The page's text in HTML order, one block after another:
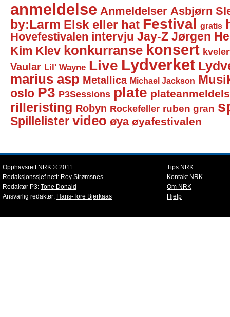
anmeldelse Anmeldelser Asbjørn
by:Larm Elsk eller hat Festival gratis
Hovefestivalen intervju Jay-Z Jørgen
Kim Klev konkurranse konsert
Vaular Lil' Wayne Live Lydverket
marius asp Metallica Michael Jackson
oslo P3 P3Sessions plate
rilleristing Robyn Rockefeller ruben gran
Spillelister video øya øyafestivalen
Opphavsrett NRK © 2011
Redaksjonssjef nett: Roy Strømsnes
Redaktør P3: Tone Donald
Ansvarlig redaktør: Hans-Tore Bjerkaas
Tips NRK
Kontakt NRK
Om NRK
Hjelp